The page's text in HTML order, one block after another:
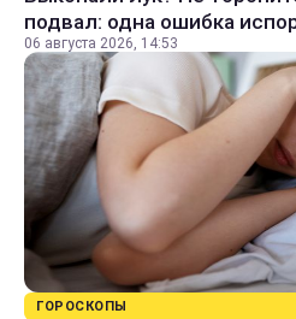
подвал: одна ошибка
06 августа 2026, 14:53
ГОРОСКОПЫ